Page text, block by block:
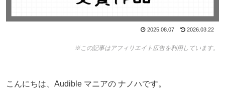
2025.08.07 2026.03.22
※この記事はアフィリエイト広告を利用しています。
こんにちは、Audible マニアの ナノハです。